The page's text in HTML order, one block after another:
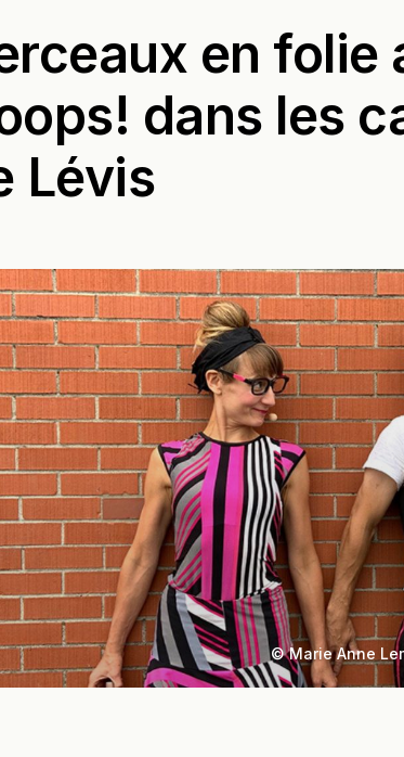
en folie
dans les
Lévis
© Marie Anne